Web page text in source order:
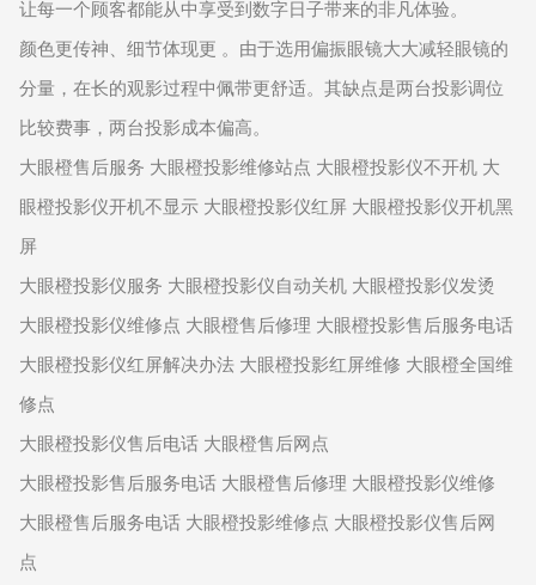
让每一个顾客都能从中享受到数字日子带来的非凡体验。
颜色更传神、细节体现更 。由于选用偏振眼镜大大减轻眼镜的
分量，在长的观影过程中佩带更舒适。其缺点是两台投影调位
比较费事，两台投影成本偏高。
大眼橙售后服务 大眼橙投影维修站点 大眼橙投影仪不开机 大
眼橙投影仪开机不显示 大眼橙投影仪红屏 大眼橙投影仪开机黑
屏
大眼橙投影仪服务 大眼橙投影仪自动关机 大眼橙投影仪发烫
大眼橙投影仪维修点 大眼橙售后修理 大眼橙投影售后服务电话
大眼橙投影仪红屏解决办法 大眼橙投影红屏维修 大眼橙全国维
修点
大眼橙投影仪售后电话 大眼橙售后网点
大眼橙投影售后服务电话 大眼橙售后修理 大眼橙投影仪维修
大眼橙售后服务电话 大眼橙投影维修点 大眼橙投影仪售后网
点